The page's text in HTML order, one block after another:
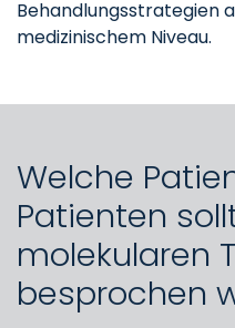
Behandlungsstrategien
medizinischem Niveau.
Welche
Patienten
molekularen
besprochen